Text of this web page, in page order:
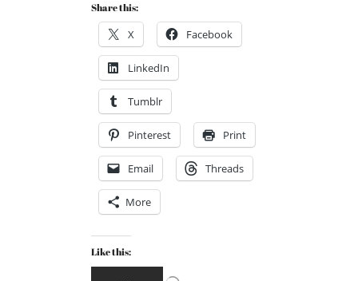
Share this:
X Facebook
LinkedIn
Tumblr
Pinterest Print
Email Threads
More
Like this: